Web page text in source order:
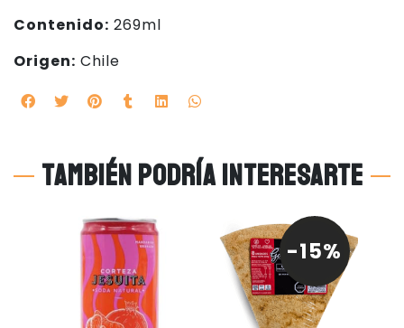
Contenido: 269ml
Origen: Chile
También podría interesarte
-15%